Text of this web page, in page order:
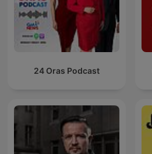
24 Oras Podcast